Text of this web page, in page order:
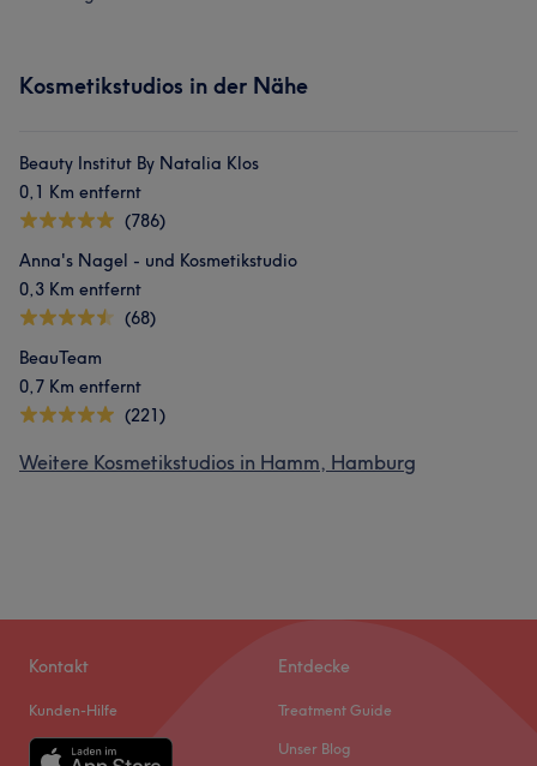
Kosmetikstudios in der Nähe
Beauty Institut By Natalia Klos
0,1 Km entfernt
(786)
Anna's Nagel - und Kosmetikstudio
0,3 Km entfernt
(68)
BeauTeam
0,7 Km entfernt
(221)
Weitere Kosmetikstudios in Hamm, Hamburg
Kontakt
Kunden-Hilfe
Entdecke
Treatment Guide
Unser Blog